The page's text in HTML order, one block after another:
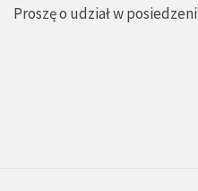
Proszę o udział w